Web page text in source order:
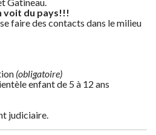
voit du pays!!!
faire des contacts dans le milieu
(obligatoire)
enfant de 5 à 12 ans
judiciaire.